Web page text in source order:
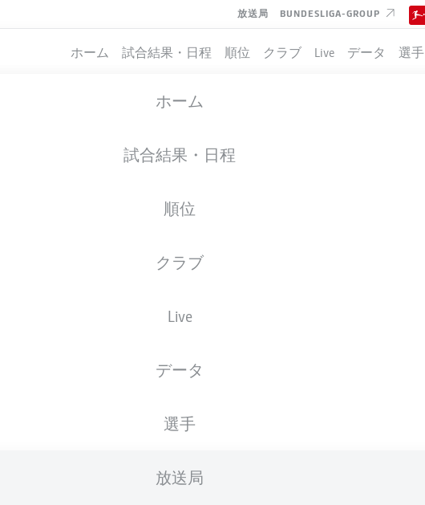
放送局 BUNDESLIGA-GROUP
ホーム 試合結果・日程 順位 クラブ Live データ 選手
ホーム
試合結果・日程
順位
クラブ
Live
データ
選手
放送局
14.02.2001